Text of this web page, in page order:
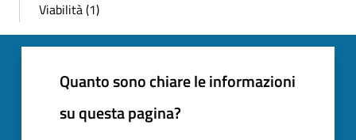
Viabilità (1)
Quanto sono chiare le informazioni
su questa pagina?